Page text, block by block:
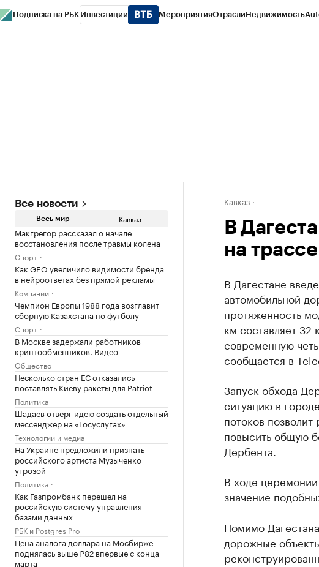
Подписка на РБК Инвестиции МероприятияОтраслиНедвижимость
Все новости
Весь мир Кавказ
Макгрегор рассказал о начале
восстановления после травмы колена
Спорт
Как GEO увеличило видимости бренда
в нейроответах без прямой рекламы
Компании
Чемпион Европы 1988 года возглавит
сборную Казахстана по футболу
Спорт
В Москве задержали работников
криптообменников. Видео
Общество
Несколько стран ЕС отказались
поставлять Киеву ракеты для Patriot
Политика
Шадаев отверг идею создать отдельный
мессенджер на «Госуслугах»
Технологии и медиа
На Украине предложили признать
российского артиста Музыченко
угрозой
Политика
Как Газпромбанк перешел на
российскую систему управления
базами данных
РБК и Postgres Pro
Цена аналога доллара на Мосбирже
поднялась выше ₽82 впервые с конца
марта
Кавказ
В
на
В Дагестане
автомобильной
протяженность
км составляет 32
современную
сообщается в
Запуск обхода
ситуацию в
потоков
повысить общую
Дербента.
В ходе
значение
Помимо
дорожные